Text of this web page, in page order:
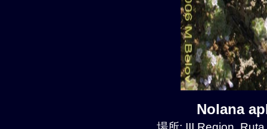
Nolana